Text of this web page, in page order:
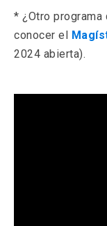
nueva
pestaña)
en
una
pestaña)
* ¿Otro
conocer el
2024 abierta).